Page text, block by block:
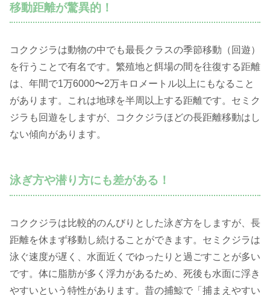
移動距離が驚異的！
コククジラは動物の中でも最長クラスの季節移動（回遊）
を行うことで有名です。繁殖地と餌場の間を往復する距離
は、年間で1万6000〜2万キロメートル以上にもなること
があります。これは地球を半周以上する距離です。セミク
ジラも回遊をしますが、コククジラほどの長距離移動はし
ない傾向があります。
泳ぎ方や潜り方にも差がある！
コククジラは比較的のんびりとした泳ぎ方をしますが、長
距離を休まず移動し続けることができます。セミクジラは
泳ぐ速度が遅く、水面近くでゆったりと過ごすことが多い
です。体に脂肪が多く浮力があるため、死後も水面に浮き
やすいという特性があります。昔の捕鯨で「捕まえやすい